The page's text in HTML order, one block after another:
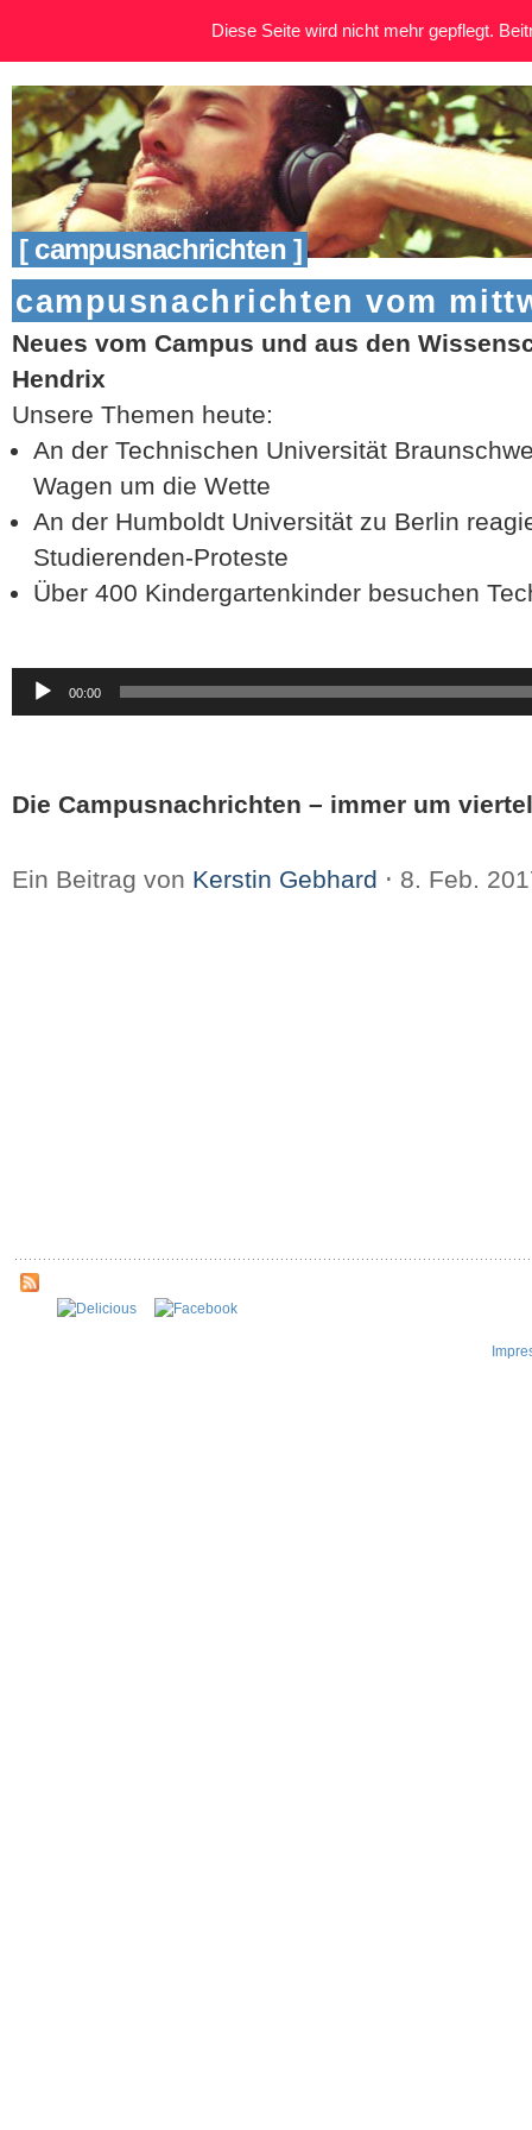
[ campusnachrichten ]
campusnachrichten vom
Neues vom Campus und aus den
Hendrix
Unsere Themen heute:
An der Technischen Universität
Wagen um die Wette
An der Humboldt Universität zu Berlin
Studierenden-Proteste
Über 400 Kindergartenkinder besuchen
Audio-
Player
00:00
Die Campusnachrichten – immer um
Ein Beitrag von Kerstin Gebhard ⋅ 8. Feb.
Diese Seite wird nicht mehr gepflegt.